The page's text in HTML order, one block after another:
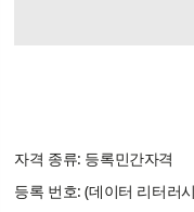
자격 종류: 등록민간자격
등록 번호: (데이터 리터러